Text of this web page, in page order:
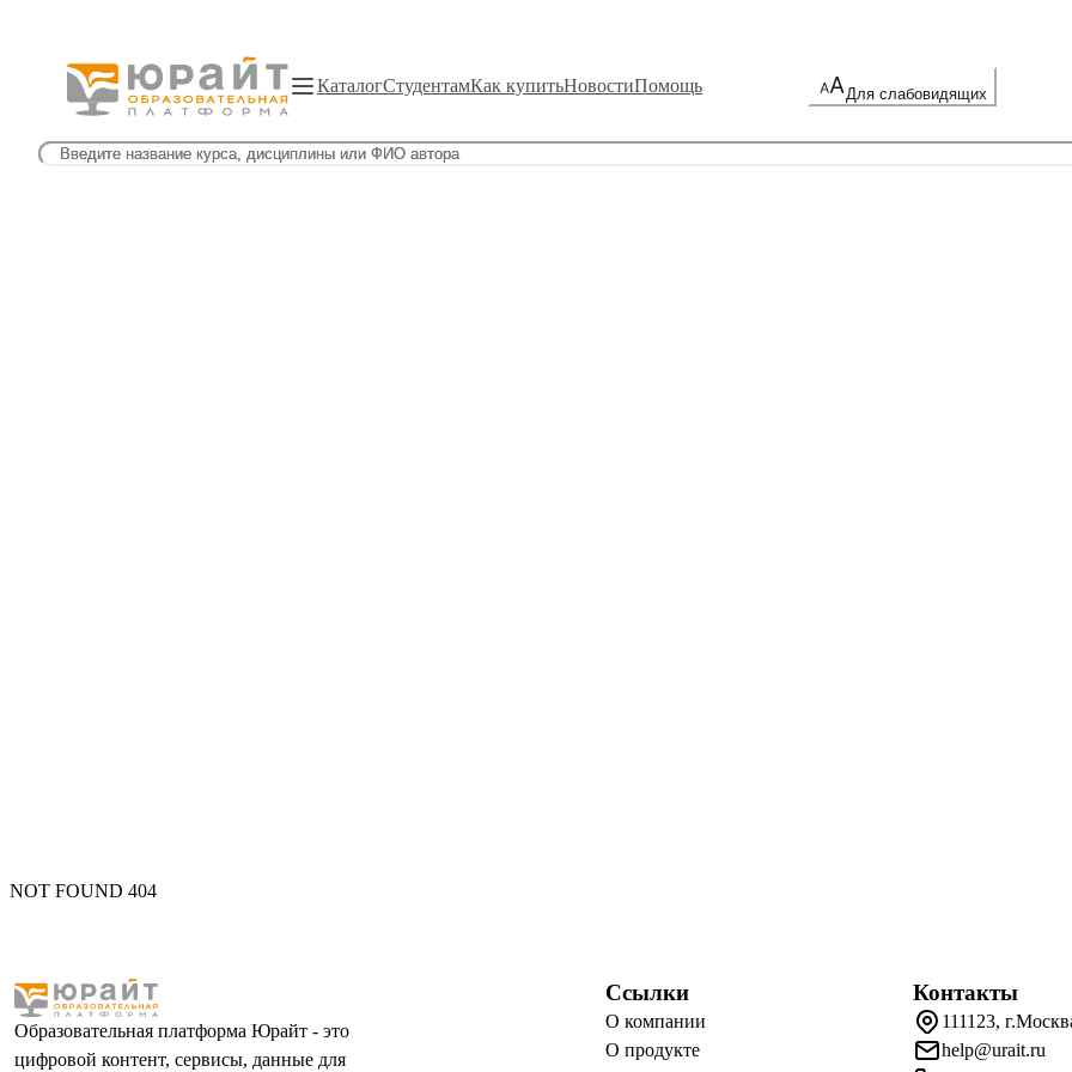
КаталогСтудентамКак купитьНовостиПомощь Для слабовидящих
NOT FOUND 404
Образовательная платформа Юрайт - это
цифровой контент, сервисы, данные для
Ссылки
О компании
О продукте
Контакты
111123,
help@urait.ru